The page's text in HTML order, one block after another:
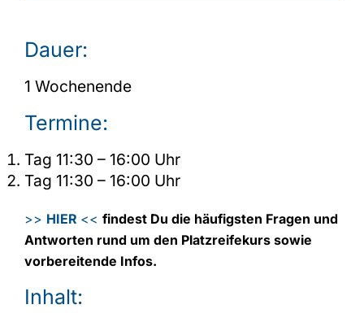
Dauer:
1 Wochenende
Termine:
Tag 11:30 – 16:00 Uhr
Tag 11:30 – 16:00 Uhr
>> HIER << findest Du die häufigsten Fragen und
Antworten rund um den Platzreifekurs sowie
vorbereitende Infos.
Inhalt: